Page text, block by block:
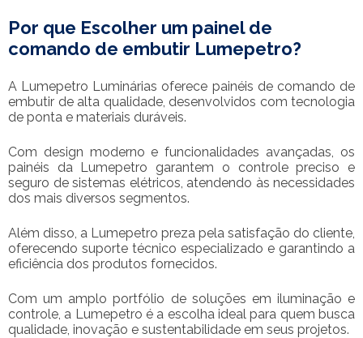
Por que Escolher um painel de
comando de embutir Lumepetro?
A Lumepetro Luminárias oferece painéis de comando de
embutir de alta qualidade, desenvolvidos com tecnologia
de ponta e materiais duráveis.
Com design moderno e funcionalidades avançadas, os
painéis da Lumepetro garantem o controle preciso e
seguro de sistemas elétricos, atendendo às necessidades
dos mais diversos segmentos.
Além disso, a Lumepetro preza pela satisfação do cliente,
oferecendo suporte técnico especializado e garantindo a
eficiência dos produtos fornecidos.
Com um amplo portfólio de soluções em iluminação e
controle, a Lumepetro é a escolha ideal para quem busca
qualidade, inovação e sustentabilidade em seus projetos.